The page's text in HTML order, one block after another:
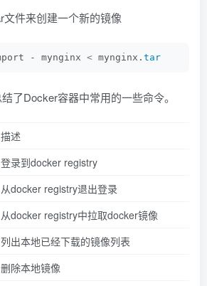
文件来创建一个新的镜像
- mynginx < mynginx. tar
了Docker容器中常用的一些命令。
描述
登录到docker registry
从docker registry退出登录
从docker registry中拉取docker镜像
列出本地已经下载的镜像列表
删除本地镜像